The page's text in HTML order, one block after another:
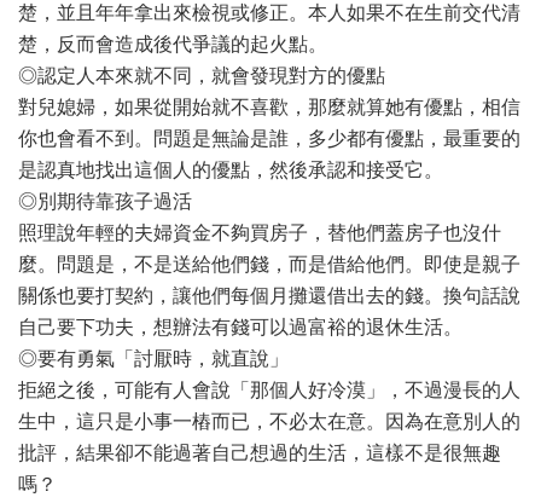
楚，並且年年拿出來檢視或修正。本人如果不在生前交代清
楚，反而會造成後代爭議的起火點。
◎認定人本來就不同，就會發現對方的優點
對兒媳婦，如果從開始就不喜歡，那麼就算她有優點，相信
你也會看不到。問題是無論是誰，多少都有優點，最重要的
是認真地找出這個人的優點，然後承認和接受它。
◎別期待靠孩子過活
照理說年輕的夫婦資金不夠買房子，替他們蓋房子也沒什
麼。問題是，不是送給他們錢，而是借給他們。即使是親子
關係也要打契約，讓他們每個月攤還借出去的錢。換句話說
自己要下功夫，想辦法有錢可以過富裕的退休生活。
◎要有勇氣「討厭時，就直說」
拒絕之後，可能有人會說「那個人好冷漠」，不過漫長的人
生中，這只是小事一樁而已，不必太在意。因為在意別人的
批評，結果卻不能過著自己想過的生活，這樣不是很無趣
嗎？